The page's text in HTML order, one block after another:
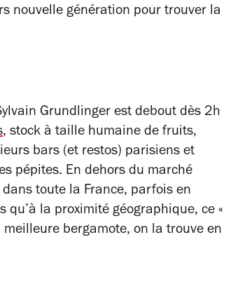
nouvelle génération pour trouver la
Grundlinger est debout dès 2h
, stock à taille humaine de fruits,
bars (et restos) parisiens et
pépites. En dehors du marché
toute la France, parfois en
qu’à la proximité géographique, ce «
bergamote, on la trouve en